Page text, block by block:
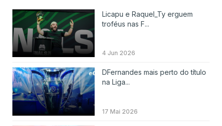
Licapu e Raquel_Ty erguem
troféus nas F...
4 Jun 2026
DFernandes mais perto do título
na Liga...
17 Mai 2026